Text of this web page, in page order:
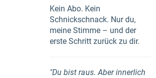
Kein Abo. Kein
Schnickschnack. Nur du,
meine Stimme – und der
erste Schritt zurück zu dir.
"Du bist raus. Aber innerlich